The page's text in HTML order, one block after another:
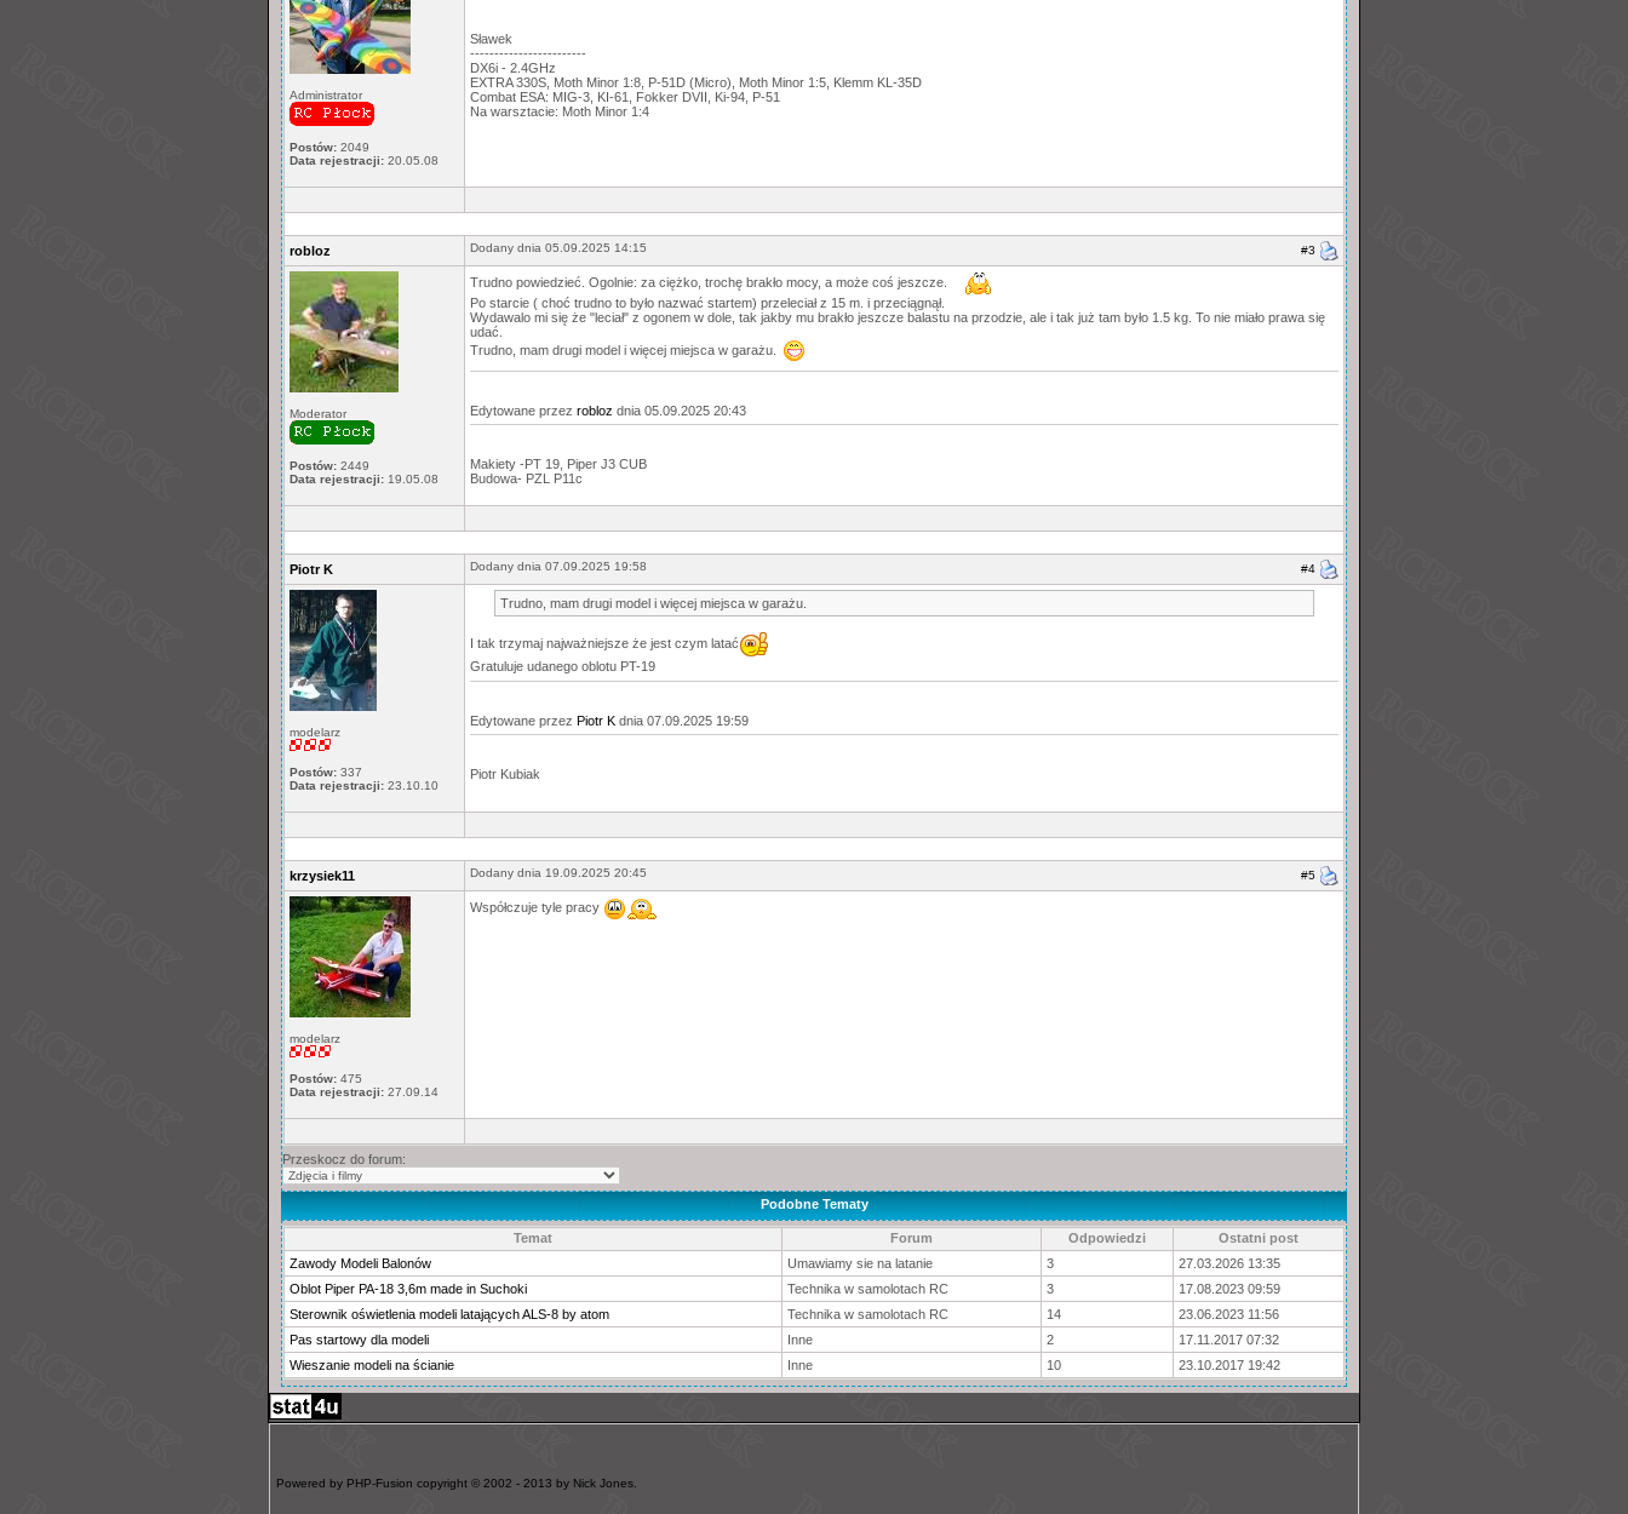
Administrator
Postów: 2049
Data rejestracji: 20.05.08
Sławek
------------------------
DX6i - 2.4GHz
EXTRA 330S, Moth Minor 1:8, P-51D (Micro), Moth Minor 1:5, Klemm KL-35D
Combat ESA: MIG-3, KI-61, Fokker DVII, Ki-94, P-51
Na warsztacie: Moth Minor 1:4
robloz #3
Dodany dnia 05.09.2025 14:15
Moderator
Postów: 2449
Data rejestracji: 19.05.08
Trudno powiedzieć. Ogolnie: za ciężko, trochę brakło mocy, a może coś jeszcze.
Po starcie ( choć trudno to było nazwać startem) przeleciał z 15 m. i przeciągnął.
Wydawalo mi się że "leciał" z ogonem w dole, tak jakby mu brakło jeszcze balastu na przodzie, ale i tak już tam było 1.5 kg. To nie miało prawa się
udać.
Trudno, mam drugi model i więcej miejsca w garażu.
Edytowane przez robloz dnia 05.09.2025 20:43
Makiety -PT 19, Piper J3 CUB
Budowa- PZL P11c
Piotr K #4
Dodany dnia 07.09.2025 19:58
modelarz
Postów: 337
Data rejestracji: 23.10.10
Trudno, mam drugi model i więcej miejsca w garażu.
I tak trzymaj najważniejsze że jest czym latać
Gratuluje udanego oblotu PT-19
Edytowane przez Piotr K dnia 07.09.2025 19:59
Piotr Kubiak
krzysiek11 #5
Dodany dnia 19.09.2025 20:45
modelarz
Postów: 475
Data rejestracji: 27.09.14
Współczuje tyle pracy
Przeskocz do forum:
Podobne Tematy
Temat Forum Odpowiedzi
Ostatni post
Zawody Modeli Balonów
Umawiamy sie na latanie 3
27.03.2026 13:35
Oblot Piper PA-18 3,6m made in Suchoki
Technika w samolotach RC 3
17.08.2023 09:59
Sterownik oświetlenia modeli latających ALS-8 by atom
Technika w samolotach RC 14
23.06.2023 11:56
Pas startowy dla modeli
Inne 2
17.11.2017 07:32
Wieszanie modeli na ścianie
Inne 10 23.10.2017 19:42
Powered by PHP-Fusion copyright © 2002 - 2013 by Nick Jones.